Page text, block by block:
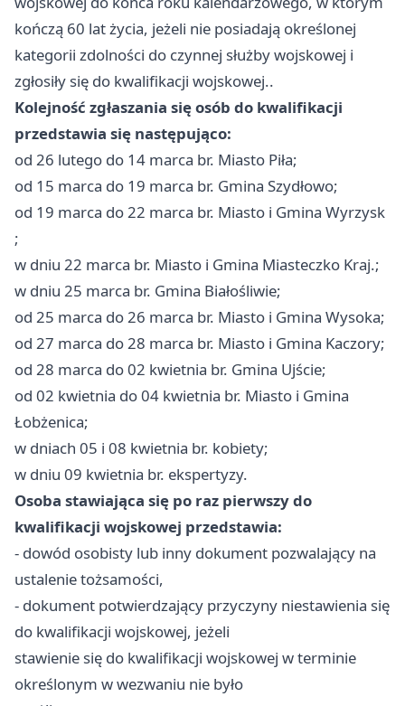
kończą 60 lat życia, jeżeli nie posiadają określonej
kategorii zdolności do czynnej służby wojskowej i
zgłosiły się do kwalifikacji wojskowej..
Kolejność zgłaszania się osób do kwalifikacji
przedstawia się następująco:
od 26 lutego do 14 marca br. Miasto Piła;
od 15 marca do 19 marca br. Gmina Szydłowo;
od 19 marca do 22 marca br. Miasto i Gmina Wyrzysk
;
w dniu 22 marca br. Miasto i Gmina Miasteczko Kraj.;
w dniu 25 marca br. Gmina Białośliwie;
od 25 marca do 26 marca br. Miasto i Gmina Wysoka;
od 27 marca do 28 marca br. Miasto i Gmina Kaczory;
od 28 marca do 02 kwietnia br. Gmina Ujście;
od 02 kwietnia do 04 kwietnia br. Miasto i Gmina
Łobżenica;
w dniach 05 i 08 kwietnia br. kobiety;
w dniu 09 kwietnia br. ekspertyzy.
Osoba stawiająca się po raz pierwszy do
kwalifikacji wojskowej przedstawia:
- dowód osobisty lub inny dokument pozwalający na
ustalenie tożsamości,
- dokument potwierdzający przyczyny niestawienia się
do kwalifikacji wojskowej, jeżeli
stawienie się do kwalifikacji wojskowej w terminie
określonym w wezwaniu nie było